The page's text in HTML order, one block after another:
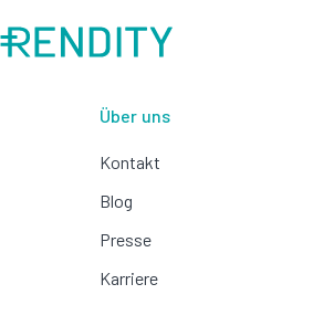
Über uns
Kontakt
Blog
Presse
Karriere